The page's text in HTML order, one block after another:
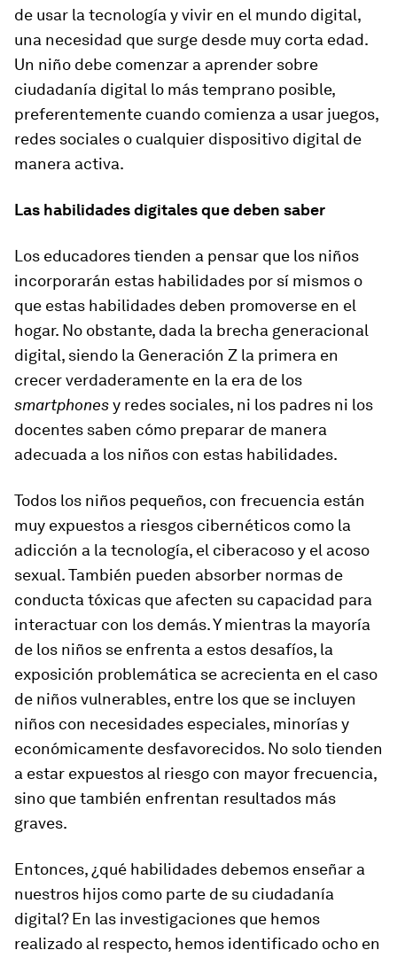
de usar la tecnología y vivir en el mundo digital,
una necesidad que surge desde muy corta edad.
Un niño debe comenzar a aprender sobre
ciudadanía digital lo más temprano posible,
preferentemente cuando comienza a usar juegos,
redes sociales o cualquier dispositivo digital de
manera activa.
Las habilidades digitales que deben saber
Los educadores tienden a pensar que los niños
incorporarán estas habilidades por sí mismos o
que estas habilidades deben promoverse en el
hogar. No obstante, dada la brecha generacional
digital, siendo la Generación Z la primera en
crecer verdaderamente en la era de los
smartphonesy redes sociales, ni los padres ni los
docentes saben cómo preparar de manera
adecuada a los niños con estas habilidades.
Todos los niños pequeños, con frecuencia están
muy expuestos a riesgos cibernéticos como la
adicción a la tecnología, el ciberacoso y el acoso
sexual. También pueden absorber normas de
conducta tóxicas que afecten su capacidad para
interactuar con los demás. Y mientras la mayoría
de los niños se enfrenta a estos desafíos, la
exposición problemática se acrecienta en el caso
de niños vulnerables, entre los que se incluyen
niños con necesidades especiales, minorías y
económicamente desfavorecidos. No solo tienden
a estar expuestos al riesgo con mayor frecuencia,
sino que también enfrentan resultados más
graves.
Entonces, ¿qué habilidades debemos enseñar a
nuestros hijos como parte de su ciudadanía
digital? En las investigaciones que hemos
realizado al respecto, hemos identificado ocho en